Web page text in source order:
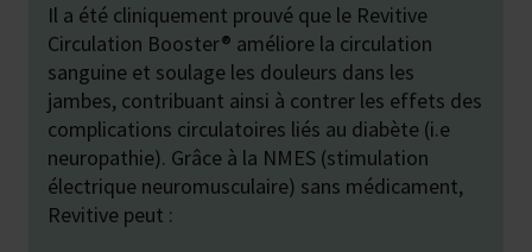
Il a été cliniquement prouvé que le Revitive
Circulation Booster® améliore la circulation
sanguine et soulage les douleurs dans les
jambes, contribuant ainsi à contrer les effets des
complications circulatoires liés au diabète (i.e
neuropathie). Grâce à la NMES (stimulation
électrique neuromusculaire) sans médicament,
Revitive peut :